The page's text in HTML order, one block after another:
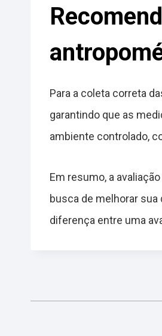
Para a coleta correta
garantindo que as
ambiente controlado,
Em resumo, a
busca de melhorar
diferença entre uma